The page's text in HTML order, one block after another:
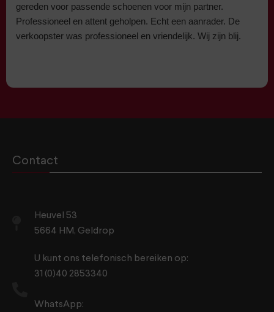
gereden voor passende schoenen voor mijn partner.
Professioneel en attent geholpen. Echt een aanrader. De
verkoopster was professioneel en vriendelijk. Wij zijn blij.
Contact
Heuvel 53
5664 HM, Geldrop
U kunt ons telefonisch bereiken op:
31 (0)40 2853340
WhatsApp: